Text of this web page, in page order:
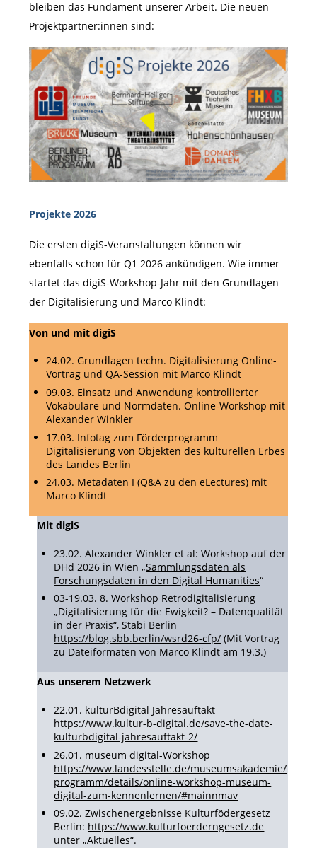
bleiben das Fundament unserer Arbeit. Die neuen
Projektpartner:innen sind:
Projekte 2026
Die ersten digiS-Veranstaltungen können wir
ebenfalls schon für Q1 2026 ankündigen. Wie immer
startet das digiS-Workshop-Jahr mit den Grundlagen
der Digitalisierung und Marco Klindt:
Von und mit digiS
24.02. Grundlagen techn. Digitalisierung Online-
Vortrag und QA-Session mit Marco Klindt
09.03. Einsatz und Anwendung kontrollierter
Vokabulare und Normdaten. Online-Workshop mit
Alexander Winkler
17.03. Infotag zum Förderprogramm
Digitalisierung von Objekten des kulturellen Erbes
des Landes Berlin
24.03. Metadaten I (Q&A zu den eLectures) mit
Marco Klindt
Mit digiS
23.02. Alexander Winkler et al: Workshop auf der
DHd 2026 in Wien „Sammlungsdaten als
Forschungsdaten in den Digital Humanities“
03-19.03. 8. Workshop Retrodigitalisierung
„Digitalisierung für die Ewigkeit? – Datenqualität
in der Praxis“, Stabi Berlin
https://blog.sbb.berlin/wsrd26-cfp/ (Mit Vortrag
zu Dateiformaten von Marco Klindt am 19.3.)
Aus unserem Netzwerk
22.01. kulturBdigital Jahresauftakt
https://www.kultur-b-digital.de/save-the-date-
kulturbdigital-jahresauftakt-2/
26.01. museum digital-Workshop
https://www.landesstelle.de/museumsakademie/
programm/details/online-workshop-museum-
digital-zum-kennenlernen/#mainnmav
09.02. Zwischenergebnisse Kulturfödergesetz
Berlin: https://www.kulturfoerderngesetz.de
unter „Aktuelles“.